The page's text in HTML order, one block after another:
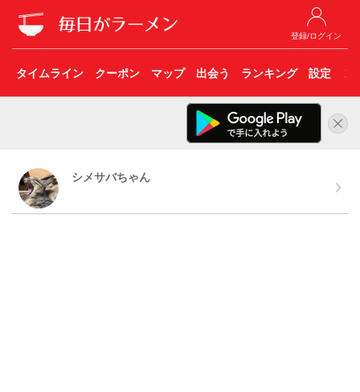
登録/ログイン
タイムライン クーポン マップ 出会う ランキング 設定 こ
シメサバちゃん